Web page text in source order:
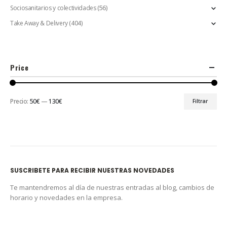
Sociosanitarios y colectividades (56)
Take Away & Delivery(404)
Price
Filtrar
Precio: 50€ —130€
SUSCRIBETE PARA RECIBIR NUESTRAS NOVEDADES
Te mantendremos al día de nuestras entradas al blog, cambios de
horario y novedades en la empresa.